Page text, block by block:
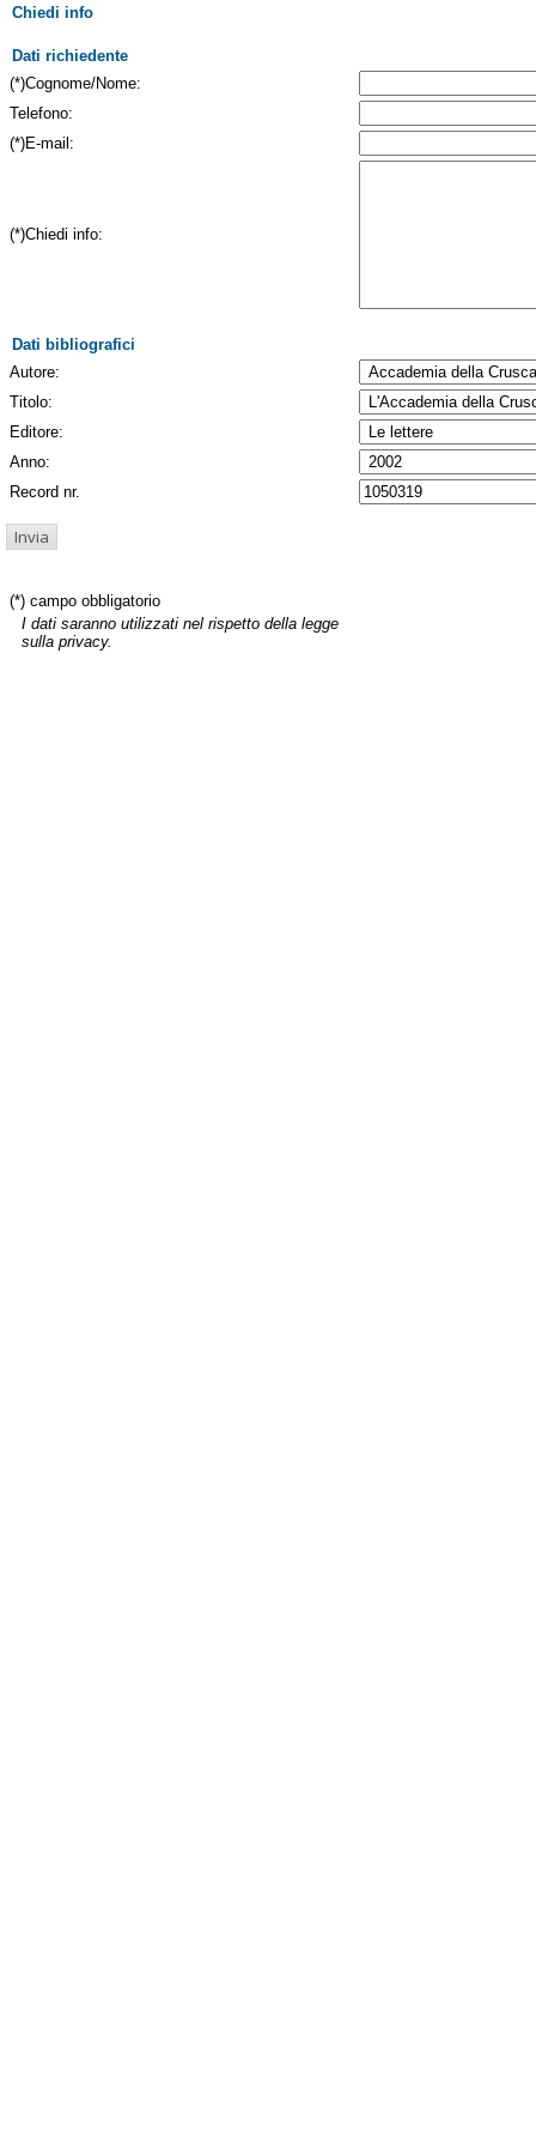
Chiedi info
Dati richiedente
(*)Cognome/Nome:
Telefono:
(*)E-mail:
(*)Chiedi info:
Dati bibliografici
Autore:
Titolo:
Editore:
Anno:
Record nr.
(*) campo obbligatorio
I dati saranno utilizzati nel rispetto della legge
sulla privacy.